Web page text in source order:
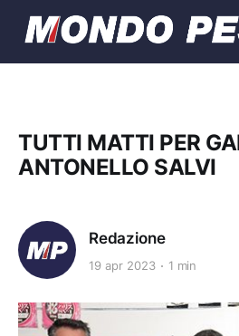
TUTTI MATTI PER
ANTONELLO SALVI
Redazione
19 apr 2023 1 min